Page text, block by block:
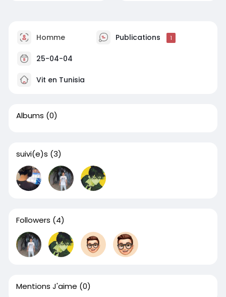
Homme Publications 1
25-04-04
Vit en Tunisia
Albums (0)
suivi(e)s (3)
Followers (4)
Mentions J'aime (0)